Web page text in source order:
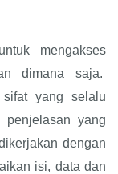
mengakses
dimana saja.
yang selalu
penjelasan yang
dengan
isi, data dan